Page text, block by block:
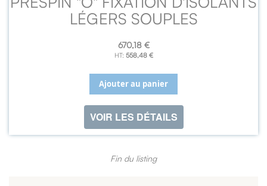
LÉGERS SOUPLES
670,18 €
558,48 €
Ajouter au panier
VOIR LES DÉTAILS
Fin du listing